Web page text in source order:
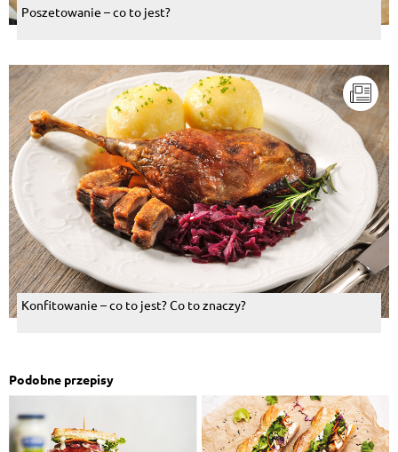
Poszetowanie – co to jest?
Konfitowanie – co to jest? Co to znaczy?
Podobne przepisy